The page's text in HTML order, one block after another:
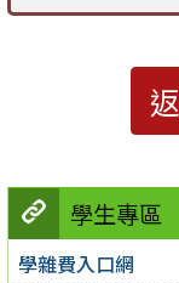
學生專區
學雜費入口網